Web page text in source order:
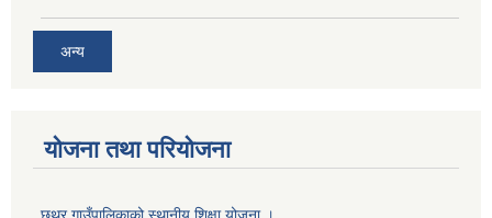
अन्य
योजना तथा परियोजना
छथर गाउँपालिकाको स्थानीय शिक्षा योजना ।